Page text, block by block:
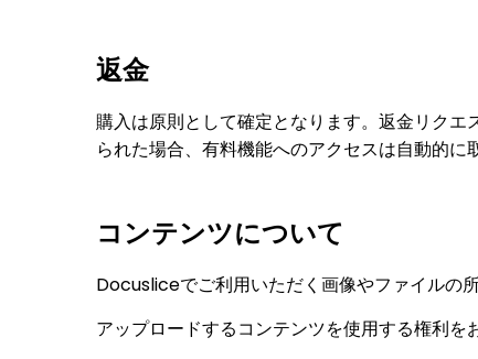
返金
購入は原則として確定となります。返金リク
られた場合、有料機能へのアクセスは自動的に
コンテンツについて
Docusliceでご利用いただく画像やファイルの
アップロードするコンテンツを使用する権利を